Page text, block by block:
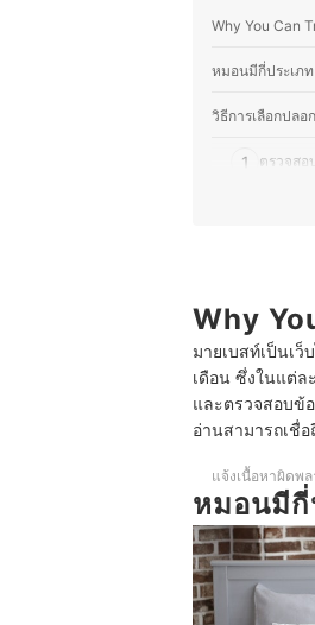
Why You Can
หมอนมีกี่ประเภท
วิธีการเลือกปลอ
1 ตรวจสอ
10 อันดับ ปลอก
วิธีการทำความ
บทส่งท้าย
Why
มายเบสท์เป็นเ
เดือน ซึ่งในแต่ล
และตรวจสอบข้
อ่านสามารถเชื่อ
แจ้งเนื้อหาผิดพ
หมอนมีกี่